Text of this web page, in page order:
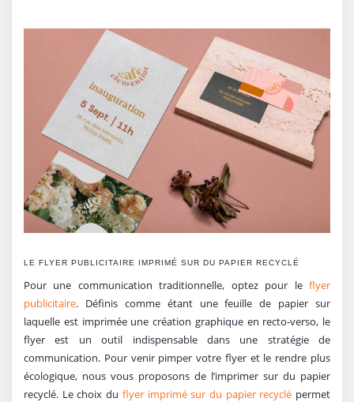
LE FLYER PUBLICITAIRE IMPRIMÉ SUR DU PAPIER RECYCLÉ
Pour une communication traditionnelle, optez pour le flyer
publicitaire. Définis comme étant une feuille de papier sur
laquelle est imprimée une création graphique en recto-verso, le
flyer est un outil indispensable dans une stratégie de
communication. Pour venir pimper votre flyer et le rendre plus
écologique, nous vous proposons de l’imprimer sur du papier
recyclé. Le choix du flyer imprimé sur du papier recyclé permet